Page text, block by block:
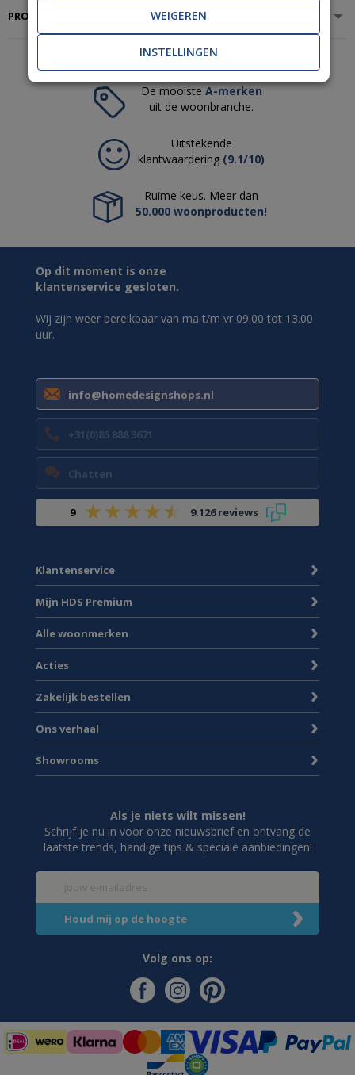
PRODUCTSPECIFICATIES
De mooisteA-merken
uit de woonbranche.
Uitstekende
klantwaardering (9.1/10)
Ruime keus. Meer dan
50.000 woonproducten!
Op dit moment is onze
klantenservice gesloten.
Wij zijn weer bereikbaar van ma t/m vr 09.00 tot 13.00
uur.
info@homedesignshops.nl
+31(0)85 888 3671
Chatten
9 9.126 reviews
Klantenservice
Mijn HDS Premium
Alle woonmerken
Acties
Zakelijk bestellen
Ons verhaal
Showrooms
Als je niets wilt missen!
Schrijf je nu in voor onze nieuwsbrief en ontvang de
laatste trends, handige tips & speciale aanbiedingen!
Volg ons op:
WEIGEREN
INSTELLINGEN